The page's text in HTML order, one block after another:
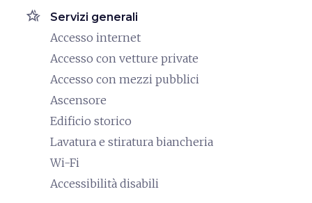
hotel_class Servizi generali
Accesso internet
Accesso con vetture private
Accesso con mezzi pubblici
Ascensore
Edificio storico
Lavatura e stiratura biancheria
Wi-Fi
Accessibilità disabili